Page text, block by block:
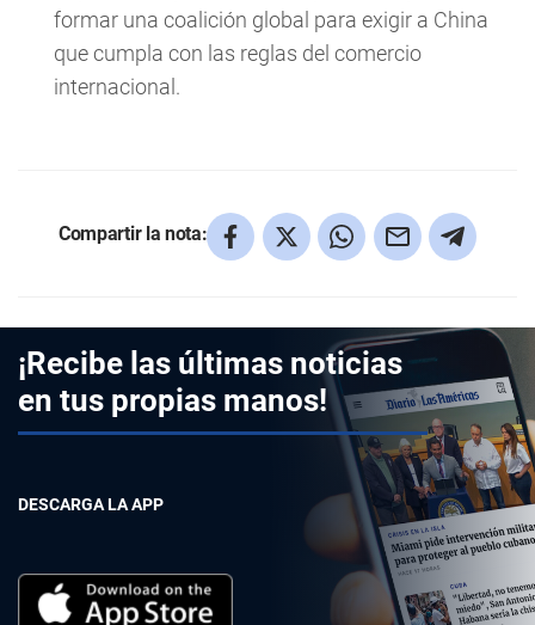
formar una coalición global para exigir a China
que cumpla con las reglas del comercio
internacional.
Compartir la nota:
¡Recibe las últimas noticias
en tus propias manos!
DESCARGA LA APP